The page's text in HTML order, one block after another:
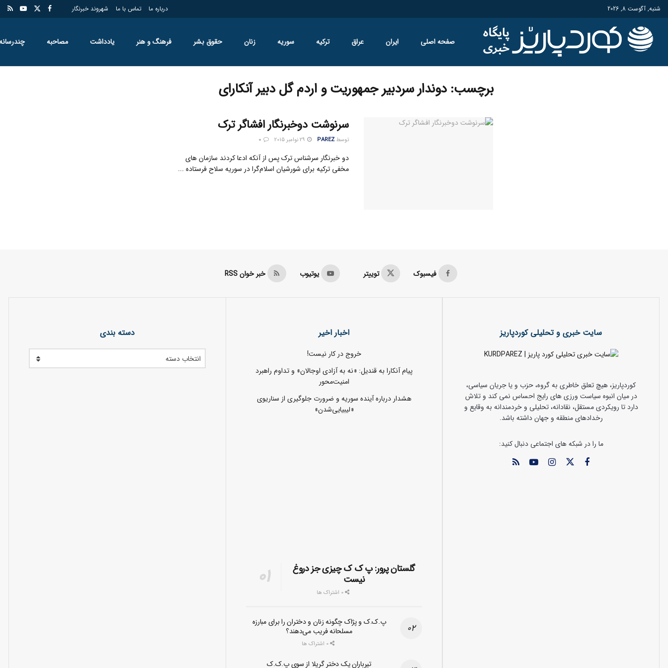
شنبه, آگوست 8, 2026 درباره ما تماس با ما شهروند خبرنگار
صفحه اصلی ایران عراق ترکیه سوریه زنان حقوق بشر فرهنگ و هنر یادداشت مصاحبه
برچسب:دوندار سردبیر جمهوریت و اردم گل دبیر آنکارای
سرنوشت دوخبرنگار افشاگر ترک
توسط PAREZ
دو خبرنگار سرشناس ترک پس از آنکه ادعا کردند سازمان های
مخفی ترکیه برای شورشیان اسلام‌گرا در سوریه سلاح فرستاده ...
فیسبوک توییتر یوتیوب خبر خوان RSS
سایت خبری و تحلیلی کوردپاریز
کوردپاریز، هیچ تعلق خاطری به گروه، حزب و یا جریان سیاسی،
در میان انبوه سیاست ورزی های رایج احساس نمی کند و تلاش
دارد تا رویکردی مستقل، نقادانه، تحلیلی و خردمندانه به وقایع و
رخدادهای منطقه و جهان داشته باشد.
ما را در شبکه های اجتماعی دنبال کنید:
اخبار اخیر
خروج در کار نیست!
پیام آنکارا به قندیل: «نه به آزادی اوجالان» و تداوم راهبرد
امنیت‌محور
هشدار درباره آینده سوریه و ضرورت جلوگیری از سناریوی
«لیبیایی‌شدن»
گلستان پرور: پ ک ک چیزی جز دروغ
نیست
0 اشتراک ها
پ.ک.ک و پژاک چگونه زنان و دختران را برای مبارزه
مسلحانه فریب می‌دهند؟
0 اشتراک ها
تیرباران یک دختر گریلا از سوی پ.ک.ک
دسته بندی
انتخاب دسته